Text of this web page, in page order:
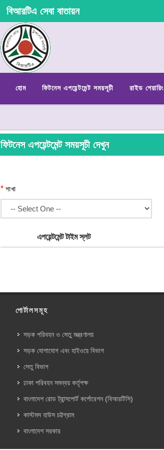
বিআরটিএ সেবা বাতায়ন
হোম ফিটনেস এপয়েন্টমেন্ট সময়সূচী রাইড শেয়ারিং
ফিটনেস এপয়েন্টমেন্ট সময়সূচী দেখুন
* শাখা
এপয়েন্টমেন্ট টাইম স্লট
পোর্টালসমূহ
সড়ক পরিবহন ও সেতু মন্ত্রণালয়
সড়ক যোগাযোগ এবং হাইওয়ে বিভাগ
সেতু বিভাগ
ঢাকা পরিবহন সমন্বয় কর্তৃপক্ষ
বাংলাদেশ রোড ট্রান্সপোর্ট কর্পোরেশন (বিআরটিসি)
কাস্টমস হাউস চট্টগ্রাম
বাংলাদেশ সরকার